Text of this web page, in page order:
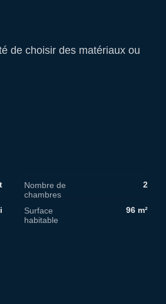
de choisir des matériaux ou
Nombre de
chambres
2
Surface
habitable
96 m²